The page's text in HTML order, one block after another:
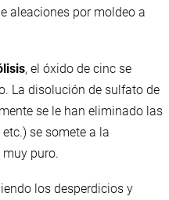
aleaciones por moldeo a
, el óxido de cinc se
La disolución de sulfato de
se le han eliminado las
se somete a la
puro.
los desperdicios y